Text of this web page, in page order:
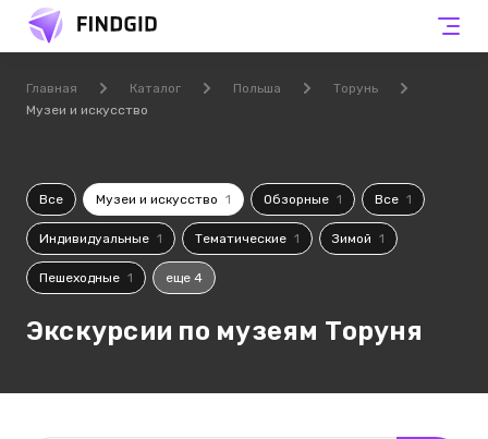
Главная Каталог Польша
Торунь
Музеи и искусство
Все Музеи и искусство 1 Обзорные 1 Все 1
Индивидуальные 1 Тематические 1 Зимой 1
Пешеходные 1 еще 4
Экскурсии по музеям Торуня